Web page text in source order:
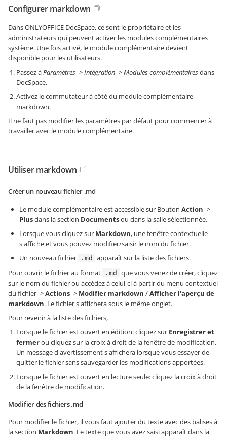
Configurer markdown
Dans ONLYOFFICE DocSpace, ce sont le propriétaire et les
administrateurs qui peuvent activer les modules complémentaires
système. Une fois activé, le module complémentaire devient
disponible pour les utilisateurs.
Passez àParamètres->Intégration->Modules complémentairesdans
DocSpace.
Activez le commutateur à côté du module complémentaire
markdown.
Il ne faut pas modifier les paramètres par défaut pour commencer à
travailler avec le module complémentaire.
Utiliser markdown
Créer un nouveau fichier .md
Le module complémentaire est accessible sur Bouton Action ->
Plusdans la section Documentsou dans la salle sélectionnée.
Lorsque vous cliquez sur Markdown, une fenêtre contextuelle
s'affiche et vous pouvez modifier/saisir le nom du fichier.
Un nouveau fichier
.md
apparaît sur la liste des fichiers.
Pour ouvrir le fichier au format
.md
que vous venez de créer, cliquez
sur le nom du fichier ou accédez à celui-ci à partir du menu contextuel
du fichier ->Actions-> Modifier markdown /Afficher l'aperçu de
markdown. Le fichier s'affichera sous le même onglet.
Pour revenir à la liste des fichiers,
Lorsque le fichier est ouvert en édition: cliquez sur Enregistrer et
fermerou cliquez sur la croix à droit de la fenêtre de modification.
Un message d'avertissement s'affichera lorsque vous essayer de
quitter le fichier sans sauvegarder les modifications apportées.
Lorsque le fichier est ouvert en lecture seule: cliquez la croix à droit
de la fenêtre de modification.
Modifier des fichiers .md
Pour modifier le fichier, il vous faut ajouter du texte avec des balises à
la section Markdown. Le texte que vous avez saisi apparaît dans la